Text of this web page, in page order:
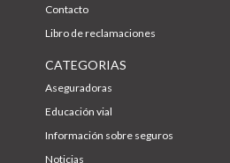
Contacto
Libro de reclamaciones
CATEGORIAS
Aseguradoras
Educación vial
Información sobre seguros
Noticias